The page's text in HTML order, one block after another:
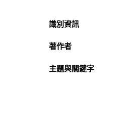
識別資訊
著作者
主題與關鍵字